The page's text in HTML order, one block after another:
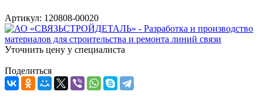
Артикул: 120808-00020
Уточнить цену у специалиста
Поделиться